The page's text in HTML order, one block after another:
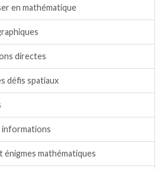
en mathématique
directes
défis spatiaux
informations
énigmes mathématiques